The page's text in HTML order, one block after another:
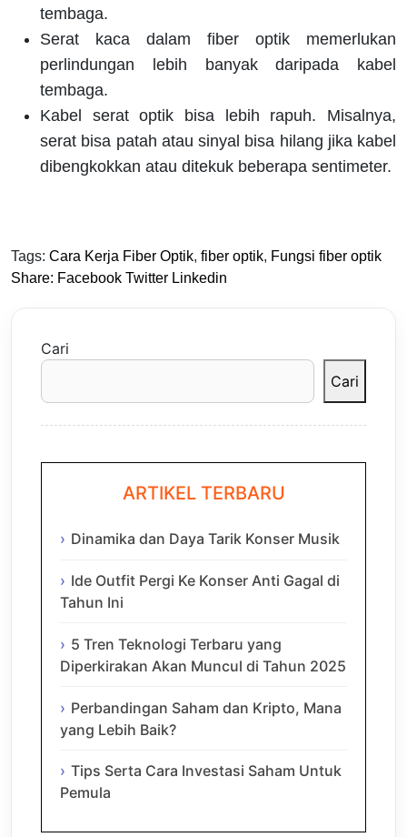
tembaga.
Serat kaca dalam fiber optik memerlukan
perlindungan lebih banyak daripada kabel
tembaga.
Kabel serat optik bisa lebih rapuh. Misalnya,
serat bisa patah atau sinyal bisa hilang jika kabel
dibengkokkan atau ditekuk beberapa sentimeter.
Tags: Cara Kerja Fiber Optik, fiber optik, Fungsi fiber optik
Share: Facebook Twitter Linkedin
Cari
Cari
ARTIKEL TERBARU
Dinamika dan Daya Tarik Konser Musik
Ide Outfit Pergi Ke Konser Anti Gagal di
Tahun Ini
5 Tren Teknologi Terbaru yang
Diperkirakan Akan Muncul di Tahun 2025
Perbandingan Saham dan Kripto, Mana
yang Lebih Baik?
Tips Serta Cara Investasi Saham Untuk
Pemula